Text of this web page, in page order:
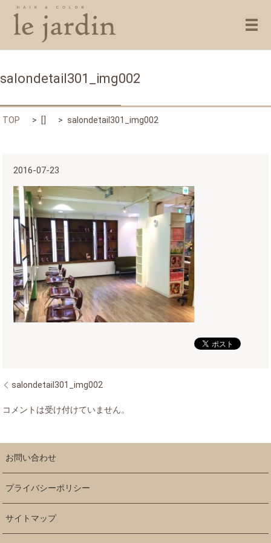
メ
salondetail301_img002
TOP [] salondetail301_img002
2016-07-23
salondetail301_img002
コメントは受け付けていません。
お問い合わせ
プライバシーポリシー
サイトマップ